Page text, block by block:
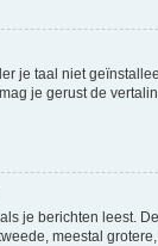
je taal niet
je gerust de
je berichten leest.
meestal